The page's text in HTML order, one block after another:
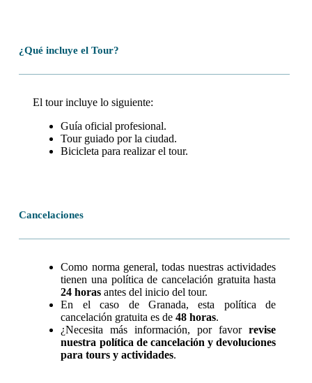
¿Qué incluye el Tour?
El tour incluye lo siguiente:
Guía oficial profesional.
Tour guiado por la ciudad.
Bicicleta para realizar el tour.
Cancelaciones
Como norma general, todas nuestras actividades
tienen una política de cancelación gratuita hasta
24 horas antes del inicio del tour.
En el caso de Granada, esta política de
cancelación gratuita es de48 horas.
¿Necesita más información, por favorrevise
nuestra política de cancelación y devoluciones
para tours y actividades.